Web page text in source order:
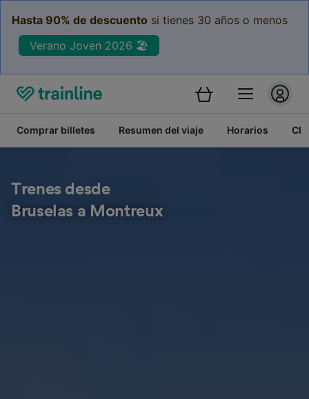
Hasta 90% de descuento si tienes 30 años o menos
Verano Joven 2026 🏖️
Comprar billetes Resumen del viaje Horarios
Trenes desde
Bruselas a Montreux